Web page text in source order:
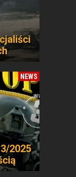
NEWS
2025